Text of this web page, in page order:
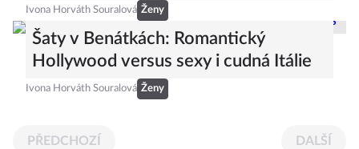
Ivona Horváth Souralová Ženy
Šaty v Benátkách: Romantický
Hollywood versus sexy i cudná Itálie
Ivona Horváth Souralová Ženy
PŘEDCHOZÍ DALŠÍ